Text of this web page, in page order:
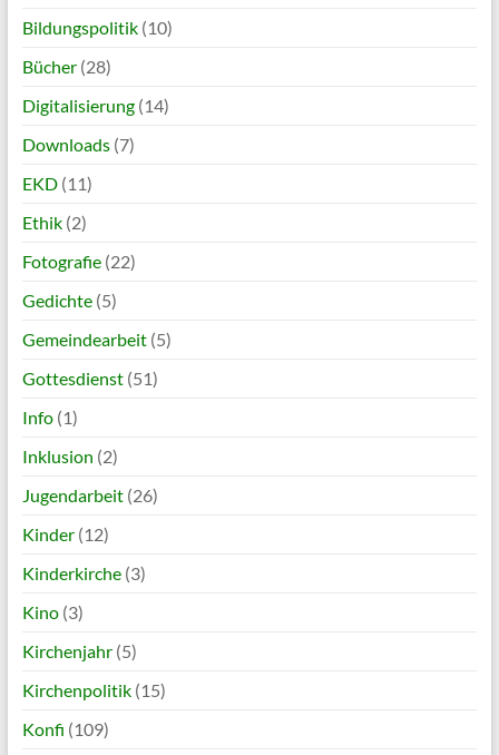
Bildungspolitik(10)
Bücher(28)
Digitalisierung(14)
Downloads(7)
EKD(11)
Ethik(2)
Fotografie(22)
Gedichte(5)
Gemeindearbeit(5)
Gottesdienst(51)
Info(1)
Inklusion (2)
Jugendarbeit(26)
Kinder(12)
Kinderkirche(3)
Kino(3)
Kirchenjahr(5)
Kirchenpolitik(15)
Konfi (109)